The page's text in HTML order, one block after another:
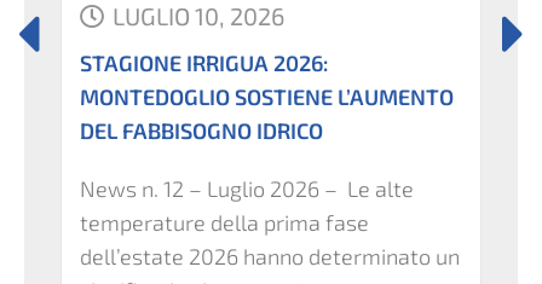
LUGLIO 10, 2026
STAGIONE IRRIGUA 2026:
MONTEDOGLIO SOSTIENE L’AUMENTO
DEL FABBISOGNO IDRICO
News n. 12 – Luglio 2026 – Le alte
temperature della prima fase
dell’estate 2026 hanno determinato un